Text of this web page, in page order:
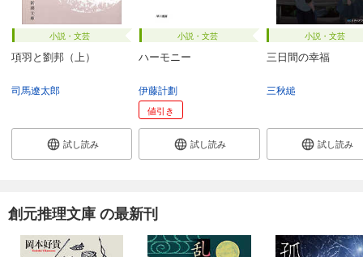
小説・文芸
項羽と劉邦（上）
司馬遼太郎
試し読み
小説・文芸
ハーモニー
伊藤計劃
値引き
試し読み
小説・文芸
三日間の幸福
三秋縋
試し読み
創元推理文庫 の最新刊